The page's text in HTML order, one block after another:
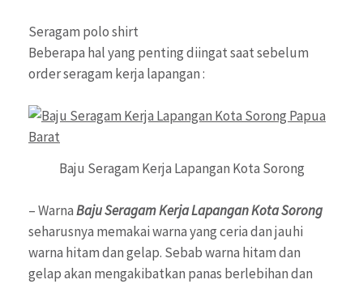
Seragam polo shirt
Beberapa hal yang penting diingat saat sebelum
order seragam kerja lapangan :
Baju Seragam Kerja Lapangan Kota Sorong
– WarnaBaju Seragam Kerja Lapangan Kota Sorong
seharusnya memakai warna yang ceria dan jauhi
warna hitam dan gelap. Sebab warna hitam dan
gelap akan mengakibatkan panas berlebihan dan